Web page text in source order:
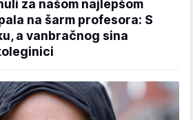
za našom najlepšom
na šarm profesora: S
a vanbračnog sina